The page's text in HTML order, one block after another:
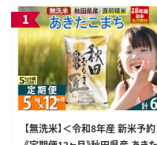
【無洗米】＜令和8年産 新米予